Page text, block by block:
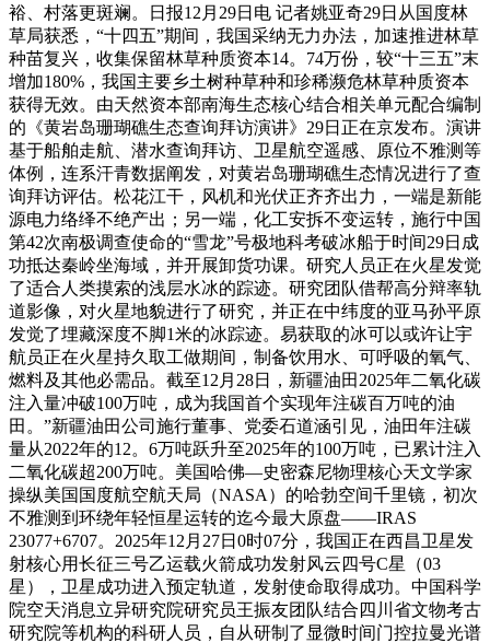
裕、村落更斑斓。日报12月29日电 记者姚亚奇29日从国度林
草局获悉，“十四五”期间，我国采纳无力办法，加速推进林草
种苗复兴，收集保留林草种质资本14。74万份，较“十三五”末
增加180%，我国主要乡土树种草种和珍稀濒危林草种质资本
获得无效。由天然资本部南海生态核心结合相关单元配合编制
的《黄岩岛珊瑚礁生态查询拜访演讲》29日正在京发布。演讲
基于船舶走航、潜水查询拜访、卫星航空遥感、原位不雅测等
体例，连系汗青数据阐发，对黄岩岛珊瑚礁生态情况进行了查
询拜访评估。松花江干，风机和光伏正齐齐出力，一端是新能
源电力络绎不绝产出；另一端，化工安拆不变运转，施行中国
第42次南极调查使命的“雪龙”号极地科考破冰船于时间29日成
功抵达秦岭坐海域，并开展卸货功课。研究人员正在火星发觉
了适合人类摸索的浅层水冰的踪迹。研究团队借帮高分辩率轨
道影像，对火星地貌进行了研究，并正在中纬度的亚马孙平原
发觉了埋藏深度不脚1米的冰踪迹。易获取的冰可以或许让宇
航员正在火星持久取工做期间，制备饮用水、可呼吸的氧气、
燃料及其他必需品。截至12月28日，新疆油田2025年二氧化碳
注入量冲破100万吨，成为我国首个实现年注碳百万吨的油
田。”新疆油田公司施行董事、党委石道涵引见，油田年注碳
量从2022年的12。6万吨跃升至2025年的100万吨，已累计注入
二氧化碳超200万吨。美国哈佛—史密森尼物理核心天文学家
操纵美国国度航空航天局（NASA）的哈勃空间千里镜，初次
不雅测到环绕年轻恒星运转的迄今最大原盘——IRAS
23077+6707。2025年12月27日0时07分，我国正在西昌卫星发
射核心用长征三号乙运载火箭成功发射风云四号C星（03
星），卫星成功进入预定轨道，发射使命取得成功。中国科学
院空天消息立异研究院研究员王振友团队结合四川省文物考古
研究院等机构的科研人员，自从研制了显微时间门控拉曼光谱